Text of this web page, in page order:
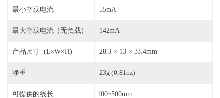
最小空载电流 55mA
最大空载电流（无负载） 142mA
产品尺寸 (L×W×H) 28.3 × 13 × 33.4mm
净重 23g (0.81oz)
可提供的线长 100~500mm